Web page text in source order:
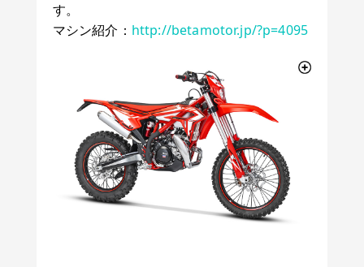
す。
マシン紹介： http://betamotor.jp/?p=4095